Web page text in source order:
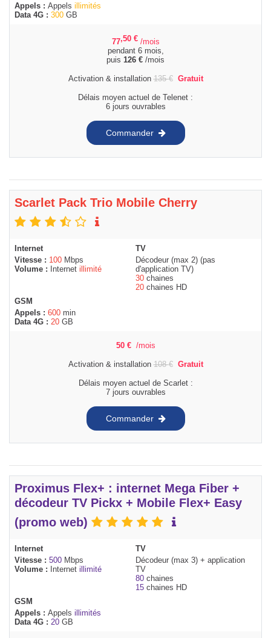
Appels : Appels illimités
Data 4G : 300 GB
77,50 € /mois
pendant 6 mois,
puis 126 € /mois
Activation & installation135€ Gratuit
Délais moyen actuel de Telenet :
6 jours ouvrables
Commander
Scarlet Pack Trio Mobile Cherry
Internet
Vitesse : 100 Mbps
Volume :
Internet illimité
TV
Décodeur (max 2) (pas
d'application TV)
30 chaines
20 chaines HD
GSM
Appels : 600 min
Data 4G : 20 GB
50 € /mois
Activation & installation108€ Gratuit
Délais moyen actuel de Scarlet :
7 jours ouvrables
Commander
Proximus Flex+ : internet Mega Fiber +
décodeur TV Pickx + Mobile Flex+ Easy
(promo web)
Internet
Vitesse : 500 Mbps
Volume :
Internet illimité
TV
Décodeur (max 3) + application
TV
80 chaines
15 chaines HD
GSM
Appels : Appels illimités
Data 4G : 20 GB